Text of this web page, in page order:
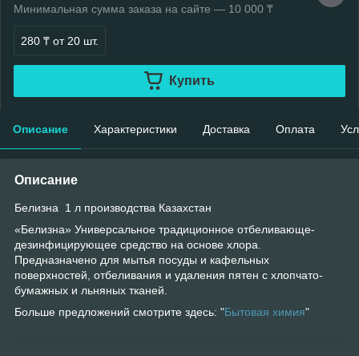
Минимальная сумма заказа на сайте — 10 000 ₸
280 ₸ от 20 шт.
Купить
Описание Характеристики Доставка Оплата
Описание
Белизна 1 л производства Казахстан
«Белизна» Универсальное традиционное отбеливающе-
дезинфицирующее средство на основе хлора.
Предназначено для мытья посуды и кафельных
поверхностей, отбеливания и удаления пятен с хлопчато-
бумажных и льняных тканей.
Больше предложений смотрите здесь: "Бытовая химия"